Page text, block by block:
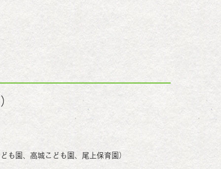
も園、高城こども園、尾上保育園）